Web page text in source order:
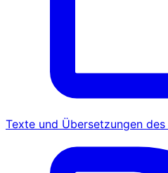
Texte und Übersetzungen